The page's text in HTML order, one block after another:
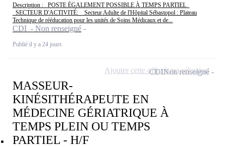
Description : _POSTE ÉGALEMENT POSSIBLE À TEMPS PARTIEL_
_SECTEUR D'ACTIVITÉ: _ Secteur Adulte de l'Hôpital Sébastopol : Plateau
Technique de rééducation pour les unités de Soins Médicaux et de...
CDI - Non renseigné
Publié il y a 24 jours
MASSEUR-
KINÉSITHÉRAPEUTE EN
MÉDECINE GÉRIATRIQUE À
TEMPS PLEIN OU TEMPS
PARTIEL - H/F
CDINon renseigné
Ajouter cette offre à ma sélection